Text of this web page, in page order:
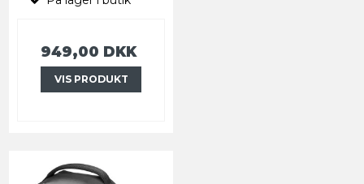
949,00 DKK
VIS PRODUKT